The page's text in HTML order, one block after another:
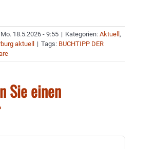
Mo. 18.5.2026 - 9:55 | Kategorien: Aktuell ,
aktuell | Tags: BUCHTIPP DER
Sie einen